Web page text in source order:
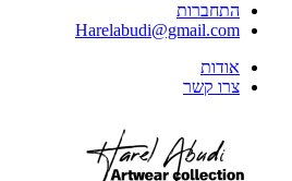
התחברות
Harelabudi@gmail.com
אודות
צרו קשר